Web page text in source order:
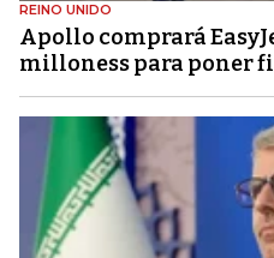
REINO UNIDO
Apollo comprará
milloness para poner